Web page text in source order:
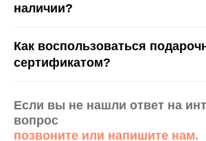
наличии?
Как воспользоваться
сертификатом?
Если вы не нашли ответ на
вопрос
позвоните или напишите нам.